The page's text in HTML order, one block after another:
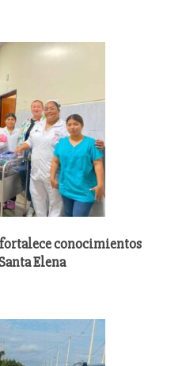
conocimientos
Elena